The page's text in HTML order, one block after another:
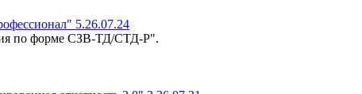
5.26.07.24
по форме СЗВ-ТД/СТД-Р".